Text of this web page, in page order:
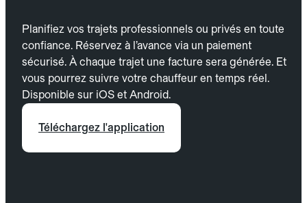
Planifiez vos trajets professionnels ou privés en toute
confiance. Réservez à l’avance via un paiement
sécurisé. À chaque trajet une facture sera générée. Et
vous pourrez suivre votre chauffeur en temps réel.
Disponible sur iOS et Android.
Téléchargez l'application